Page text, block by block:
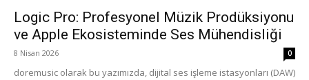
Logic Pro: Profesyonel Müzik Prodüksiyonu
ve Apple Ekosisteminde Ses Mühendisliği
8 Nisan 2026 0
doremusic olarak bu yazımızda, dijital ses işleme istasyonları (DAW)